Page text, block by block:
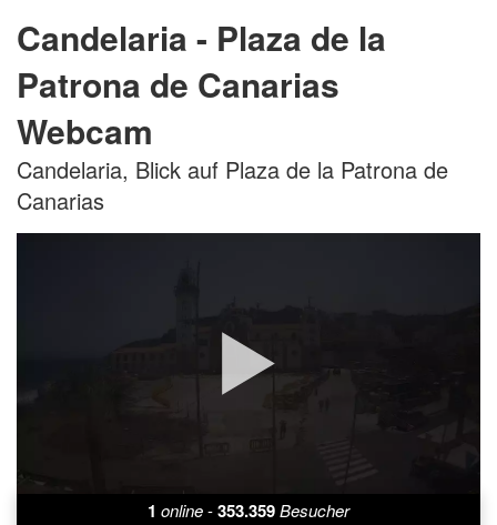
Candelaria - Plaza de la
Patrona de Canarias
Webcam
Candelaria, Blick auf Plaza de la Patrona de
Canarias
1 online-353.359Besucher